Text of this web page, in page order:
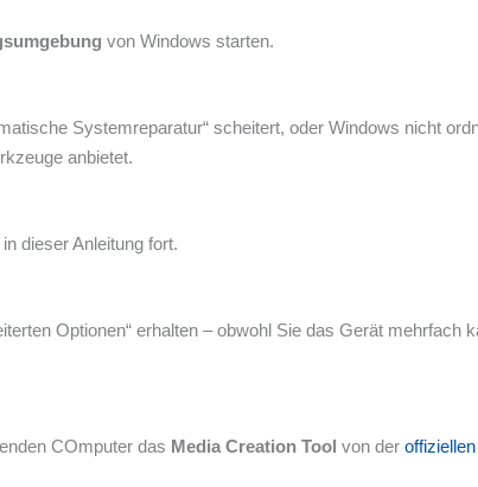
von Windows starten.
Systemreparatur“ scheitert, oder Windows nicht
anbietet.
dieser Anleitung fort.
Optionen“ erhalten – obwohl Sie das Gerät mehrfach
COmputer das Media Creation Tool von der